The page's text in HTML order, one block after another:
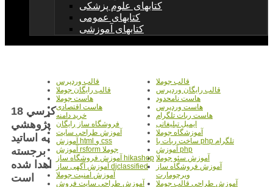
کتابهای علوم پزشکی
کتابهای عمومی
کتابهای آموزشی
قالب جوملا
قالب وردپرس
قالب رایگان وردپرس
قالب رایگان جوملا
هاست نامحدود
هاست جوملا
هاست وردپرس
هاست اقتصادی
هاست ربات تلگرام
خرید دامنه
ایمیل تبلیغاتی
فروشگاه ساز رایگان
آموزشگاه جوملا
آموزش طراحی سایت
ساخت ربات با php تلگرام
آموزش html و css
آموزش php
آموزش rsform جوملا
آموزش سئو جوملا آموزش فروشگاه ساز hikashop
آموزش فروشگاه ساز
ویرچومارت
آموزش آگهی ساز djclassified
آموزش امنیت جوملا
آموزش طراحی قالب جوملا
آموزش طراحی سایت فروش
18 کرسي
پژوهشي
به اساتيد
برجسته
اهدا شده
است